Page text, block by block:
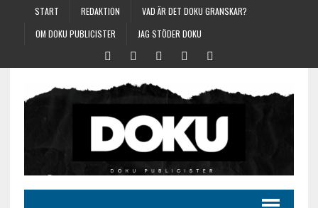
START REDAKTION
VAD ÄR DET DOKU GRANSKAR?
OM DOKU PUBLICISTER
JAG STÖDER DOKU